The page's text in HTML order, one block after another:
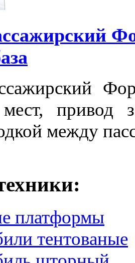
привод
между
платформы
тентованые